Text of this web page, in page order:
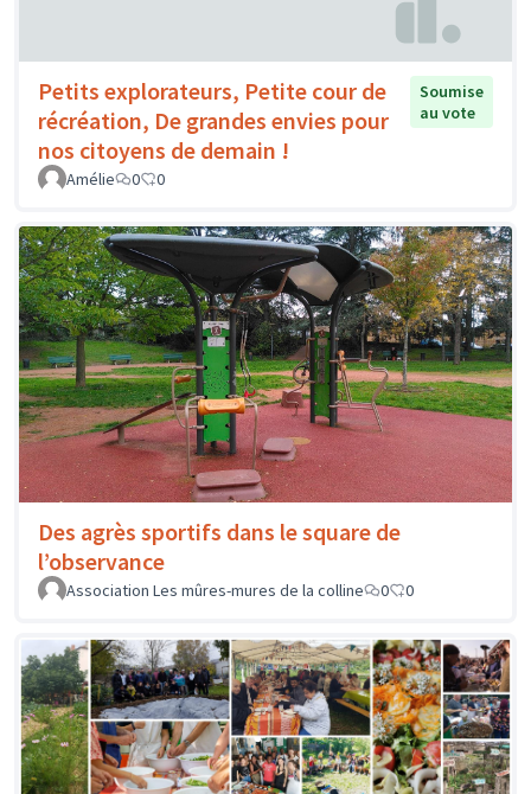
Petits explorateurs, Petite cour de
récréation, De grandes envies pour
nos citoyens de demain !
Soumise
au vote
Amélie 0 0
Des agrès sportifs dans le square de
l’observance
Association Les mûres-mures de la colline 0 0